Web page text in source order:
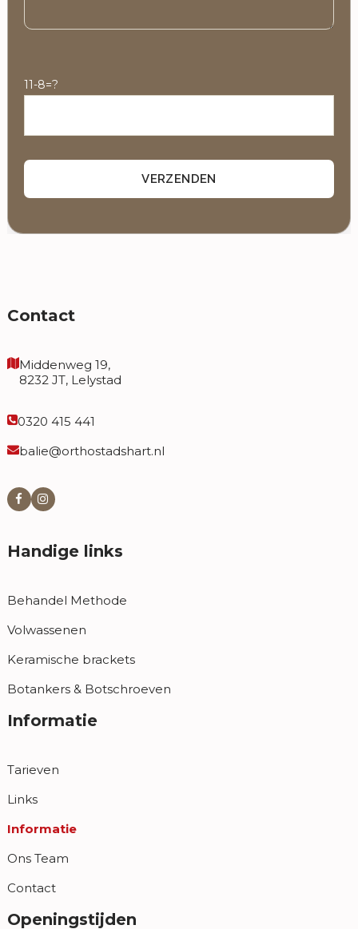
l
e
i
f
i
l
p
11-8=?
Contact
Middenweg 19,
8232 JT, Lelystad
0320 415 441
balie@orthostadshart.nl
Handige links
Behandel Methode
Volwassenen
Keramische brackets
Botankers & Botschroeven
Informatie
Tarieven
Links
Informatie
Ons Team
Contact
Openingstijden